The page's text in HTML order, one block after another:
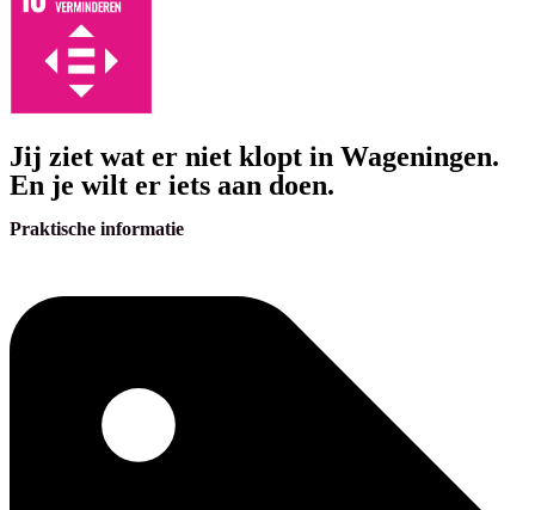
Jij ziet wat er niet klopt in Wageningen.
En je wilt er iets aan doen.
Praktische informatie